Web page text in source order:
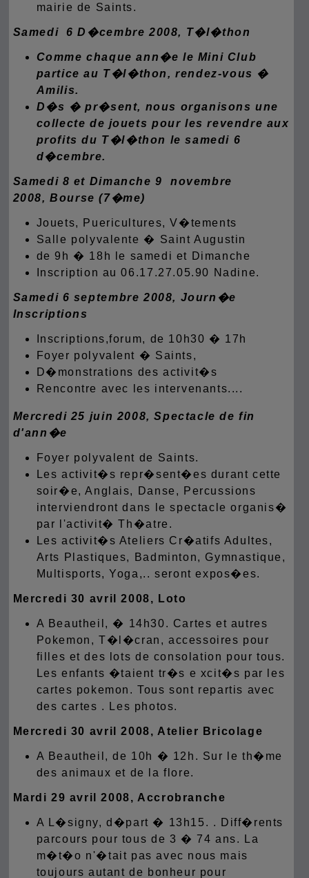
mairie de Saints.
Samedi 6 D�cembre 2008, T�l�thon
Comme chaque ann�e le Mini Club
partice au T�l�thon,rendez-vous �
Amilis.
D�s � pr�sent, nous organisons une
collecte de jouets pour les revendre aux
profits du T�l�thon le samedi 6
d�cembre.
Samedi 8 et Dimanche 9 novembre
2008,Bourse (7�me)
Jouets, Puericultures, V�tements
Salle polyvalente � Saint Augustin
de 9h � 18h le samedi et Dimanche
Inscription au 06.17.27.05.90 Nadine.
Samedi 6 septembre 2008, Journ�e
Inscriptions
Inscriptions,forum, de 10h30 � 17h
Foyer polyvalent � Saints,
D�monstrations des activit�s
Rencontre avec les intervenants....
Mercredi 25 juin 2008, Spectacle de fin
d'ann�e
Foyer polyvalent de Saints.
Les activit�s repr�sent�es durant cette
soir�e, Anglais, Danse, Percussions
interviendront dans le spectacle organis�
par l'activit� Th�atre.
Les activit�s Ateliers Cr�atifs Adultes,
Arts Plastiques, Badminton, Gymnastique,
Multisports, Yoga,.. seront expos�es.
Mercredi 30 avril 2008, Loto
A Beautheil, � 14h30. Cartes et autres
Pokemon, T�l�cran, accessoires pour
filles et des lots de consolation pour tous.
Les enfants �taient tr�s e xcit�s par les
cartes pokemon. Tous sont repartis avec
des cartes .
Les photos.
Mercredi 30 avril 2008, Atelier Bricolage
A Beautheil, de 10h � 12h. Sur le th�me
des animaux et de la flore.
Mardi 29 avril 2008, Accrobranche
A L�signy, d�part � 13h15. . Diff�rents
parcours pour tous de 3 � 74 ans. La
m�t�o n'�tait pas avec nous mais
toujours autant de bonheur pour